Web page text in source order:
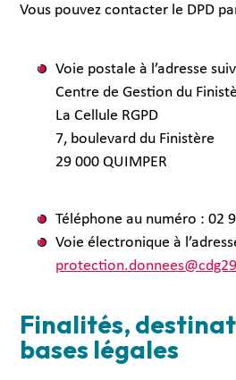
Vous pouvez contacter le DPD
Voie postale à l’adresse
Centre de Gestion du
La Cellule RGPD
7, boulevard du Finistère
29 000 QUIMPER
Téléphone au numéro : 02
Voie électronique à
Finalités,
bases légales